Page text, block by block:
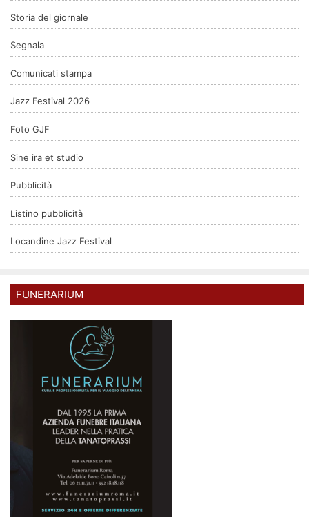
Storia del giornale
Segnala
Comunicati stampa
Jazz Festival 2026
Foto GJF
Sine ira et studio
Pubblicità
Listino pubblicità
Locandine Jazz Festival
FUNERARIUM